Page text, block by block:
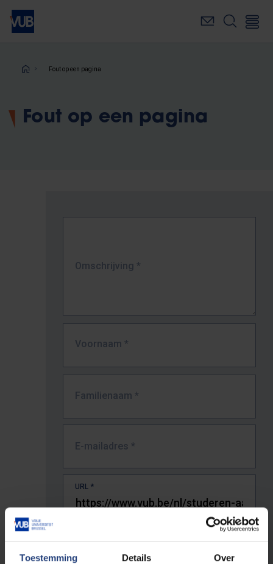
Toestemming Details Over
Overslaan
naar
inhoudKruimelpad
Fout op een pagina
Fout op een pagina
Omschrijving *
Voornaam *
Familienaam *
E-mailadres *
URL *
De volledige URL van de pagina waar je de fout zag.